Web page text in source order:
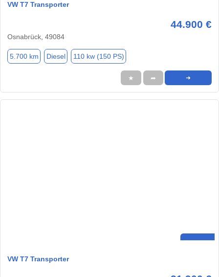
VW T7 Transporter
44.900 €
Osnabrück, 49084
5.700 km Diesel 110 kw (150 PS)
★ ➦ ➜
VW T7 Transporter